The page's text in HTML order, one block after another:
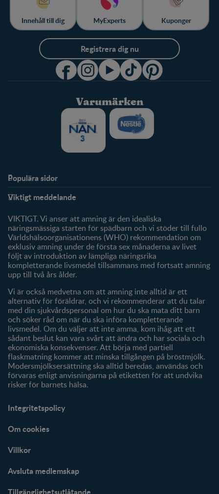
Innehåll till dig MyExperts Kuponger
Registrera dig nu
Varumärken
Populära sidor
FAQ
Om oss
Fråga våra experter
Klubbförmåner
Mitt konto
Produkter
Våra varumärken
Viktigt meddelande
VIKTIGT. Vi anser att amning är den idealiska
näringsmässiga starten för spädbarn och vi stöder till fullo
Världshälsoorganisationens (WHO) rekommendation om
exklusiv amning under de första sex månaderna av livet
följt av introduktion av lämpliga näringsrika
kompletterande livsmedel tillsammans med fortsatt amning
upp till två års ålder.
Vi är också medvetna om att amning inte alltid är ett
alternativ för föräldrar, och vi rekommenderar att du talar
med din sjukvårdspersonal om hur du ska mata ditt barn
och söker råd om när du ska införa kompletterande
livsmedel. Om du väljer att inte amma, kom ihåg att ett
sådant beslut kan vara svårt att ändra och har sociala och
ekonomiska konsekvenser. Att börja med partiell
flaskmatning kommer att minska tillgången på bröstmjölk.
Modersmjölksersättning ska alltid beredas, användas och
förvaras enligt anvisningarna på etiketten för att undvika
risker för barnets hälsa.
Integritetspolicy
Om cookies
Villkor
Avsluta medlemskap